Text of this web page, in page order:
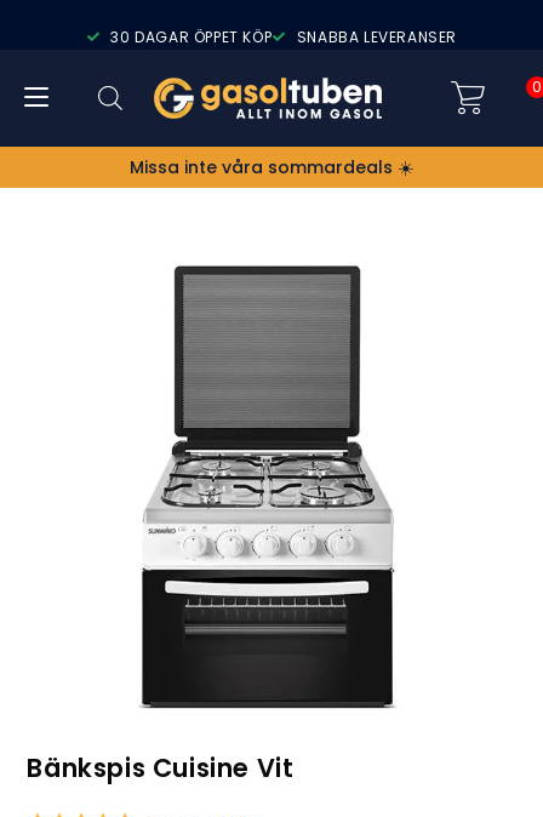
30 DAGAR ÖPPET KÖP SNABBA LEVERANSER
0
Missa inte våra sommardeals ☀️
Bänkspis Cuisine Vit